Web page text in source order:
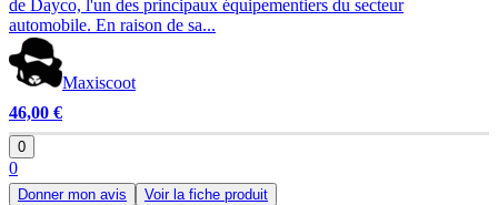
de Dayco, l'un des principaux équipementiers du secteur
automobile. En raison de sa...
Maxiscoot
46,00 €
0
0
Donner mon avis Voir la fiche produit